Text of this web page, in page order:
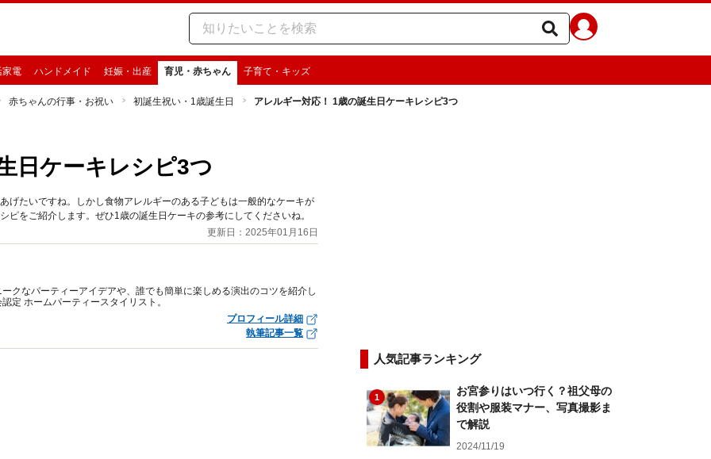
家電 ハンドメイド 妊娠・出産 育児・赤ちゃん 子育て・キッズ
赤ちゃんの行事・お祝い 初誕生祝い・1歳誕生日 アレルギー対応！ 1歳の誕生日ケーキレシピ3つ
日ケーキレシピ3つ
げたいですね。しかし食物アレルギーのある子どもは一般的なケーキが
をご紹介します。ぜひ1歳の誕生日ケーキの参考にしてくださいね。
更新日：2025年01月16日
クなパーティーアイデアや、誰でも簡単に楽しめる演出のコツを紹介し
定 ホームパーティースタイリスト。
プロフィール詳細
執筆記事一覧
人気記事ランキング
1
お宮参りはいつ行く？祖父母の
役割や服装マナー、写真撮影ま
で解説
2024/11/19